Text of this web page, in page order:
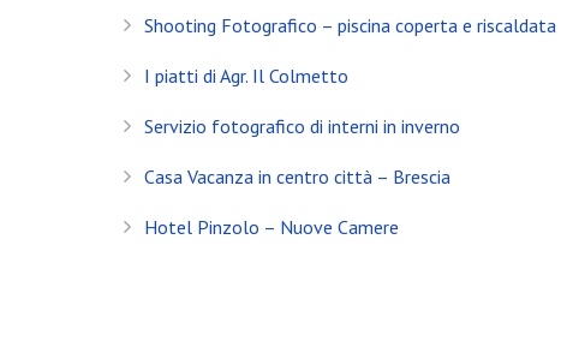
Shooting Fotografico – piscina coperta e riscaldata
I piatti di Agr. Il Colmetto
Servizio fotografico di interni in inverno
Casa Vacanza in centro città – Brescia
Hotel Pinzolo – Nuove Camere
Desenzano del Garda
+39 329 0131547
info@banfimirko.it